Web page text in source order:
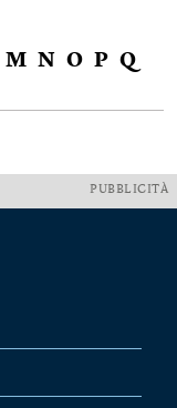
M N O P Q
PUBBLICITÀ